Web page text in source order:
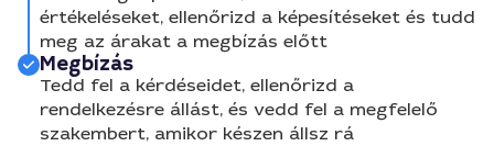
értékeléseket, ellenőrizd a képesítéseket és tudd
meg az árakat a megbízás előtt
Megbízás
Tedd fel a kérdéseidet, ellenőrizd a
rendelkezésre állást, és vedd fel a megfelelő
szakembert, amikor készen állsz rá